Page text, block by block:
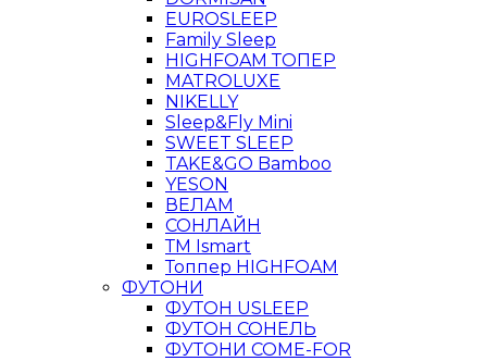
EUROSLEEP
Family Sleep
HIGHFOAM ТОПЕР
MATROLUXE
NIKELLY
Sleep&Fly Mini
SWEET SLEEP
TAKE&GO Bamboo
YESON
ВЕЛАМ
СОНЛАЙН
ТМ Ismart
Топпер HIGHFOAM
ФУТОНИ
ФУТОН USLEEP
ФУТОН СОНЕЛЬ
ФУТОНИ COME-FOR